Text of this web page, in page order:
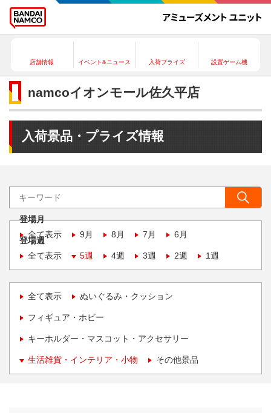
店舗情報 イベント&ニュース 入荷プライズ 設置ゲーム機
namcoイオンモール佐久平店
入荷景品・プライズ情報
登場月
全て表示
9月 8月 7月 6月
登場週
全て表示
5週 4週 3週 2週 1週
全て表示 ぬいぐるみ・クッション
フィギュア・ホビー
キーホルダー・マスコット・アクセサリー
生活雑貨・インテリア・小物 その他景品